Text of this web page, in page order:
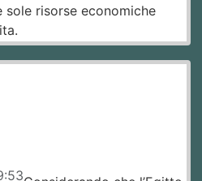
risorse economiche